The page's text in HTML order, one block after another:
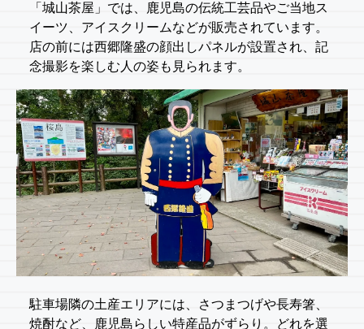
「城山茶屋」では、鹿児島の伝統工芸品やご当地ス
イーツ、アイスクリームなどが販売されています。
店の前には西郷隆盛の顔出しパネルが設置され、記
念撮影を楽しむ人の姿も見られます。
駐車場隣の土産エリアには、さつまつげや長寿箸、
焼酎など、鹿児島らしい特産品がずらり。どれを選